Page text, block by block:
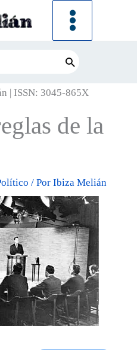
| ISSN: 3045-865X
de la
/ Por Ibiza Melián